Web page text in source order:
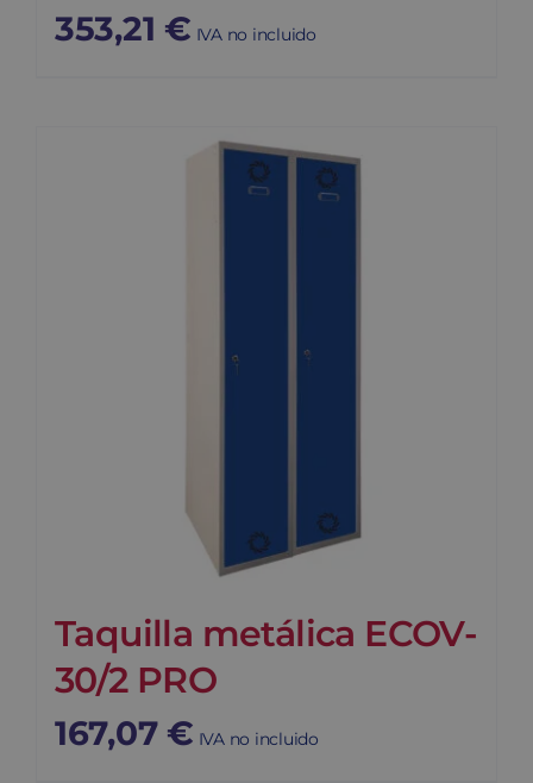
353,21 € IVA no incluido
Taquilla metálica ECOV-
30/2 PRO
167,07 € IVA no incluido